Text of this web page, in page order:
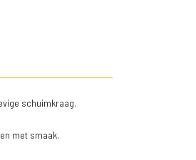
schuimkraag.
met smaak.